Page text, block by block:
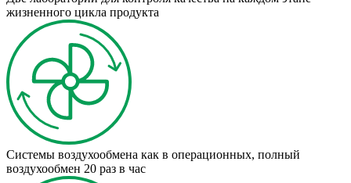
жизненного цикла продукта
Системы воздухообмена как в операционных, полный
воздухообмен 20 раз в час